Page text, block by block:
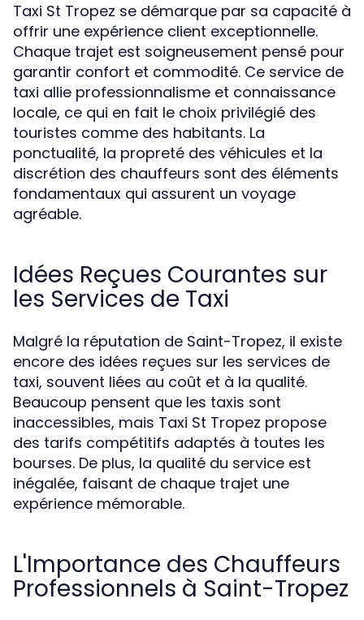
Taxi St Tropez se démarque par sa capacité à
offrir une expérience client exceptionnelle.
Chaque trajet est soigneusement pensé pour
garantir confort et commodité. Ce service de
taxi allie professionnalisme et connaissance
locale, ce qui en fait le choix privilégié des
touristes comme des habitants. La
ponctualité, la propreté des véhicules et la
discrétion des chauffeurs sont des éléments
fondamentaux qui assurent un voyage
agréable.
Idées Reçues Courantes sur
les Services de Taxi
Malgré la réputation de Saint-Tropez, il existe
encore des idées reçues sur les services de
taxi, souvent liées au coût et à la qualité.
Beaucoup pensent que les taxis sont
inaccessibles, mais Taxi St Tropez propose
des tarifs compétitifs adaptés à toutes les
bourses. De plus, la qualité du service est
inégalée, faisant de chaque trajet une
expérience mémorable.
L'Importance des Chauffeurs
Professionnels à Saint-Tropez